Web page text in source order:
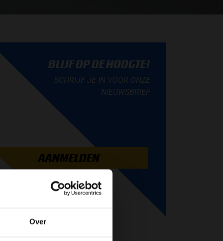
Over
BLIJF OP DE HOOGTE!
SCHRIJF JE IN VOOR ONZE
NIEUWSBRIEF
AANMELDEN